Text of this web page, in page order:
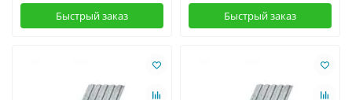
Быстрый заказ Быстрый заказ